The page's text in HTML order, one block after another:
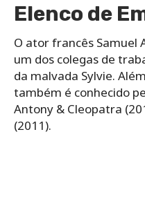
Elenco de
O ator francês Samuel
um dos colegas de
da malvada Sylvie.
também é conhecido
Antony & Cleopatra
(2011).